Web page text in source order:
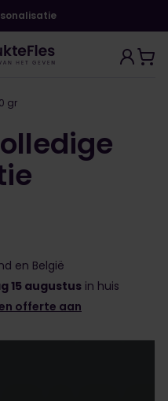
gr
en België
15 augustus in huis
offerte aan